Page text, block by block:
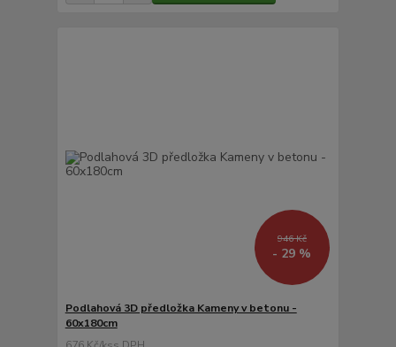
946 Kč
- 29 %
Podlahová 3D předložka Kameny v betonu -
60x180cm